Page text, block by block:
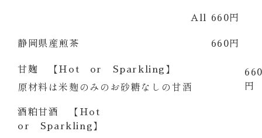
All 660円
静岡県産煎茶 660円
甘麹 【Hot or Sparkling】
原材料は米麹のみのお砂糖なしの甘酒
円
酒粕甘酒 【Hot
or Sparkling】